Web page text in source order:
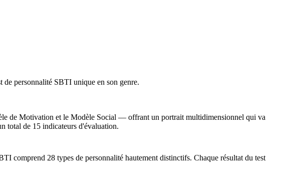
personnalité SBTI unique en son genre.
de Motivation et le Modèle Social — offrant un portrait multidimensionnel qui va
total de 15 indicateurs d'évaluation.
28 types de personnalité hautement distinctifs. Chaque résultat du test